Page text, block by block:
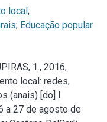
local;
; Educação popular
1., 2016,
local: redes,
(anais) [do] I
a 27 de agosto de